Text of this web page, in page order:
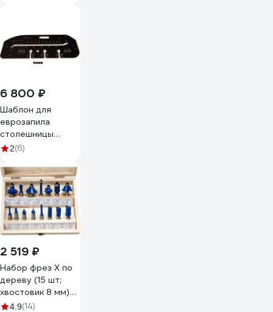
6 800 ₽
Шаблон для
еврозапила
столешницы
универсальный
027-635
2(6)
2 519 ₽
Набор фрез X по
дереву (15 шт;
хвостовик 8 мм)
ДИОЛД 90101021
4.9(14)